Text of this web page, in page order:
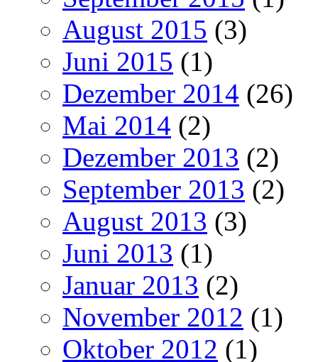
August 2015 (3)
Juni 2015 (1)
Dezember 2014 (26)
Mai 2014 (2)
Dezember 2013 (2)
September 2013 (2)
August 2013 (3)
Juni 2013 (1)
Januar 2013 (2)
November 2012 (1)
Oktober 2012 (1)